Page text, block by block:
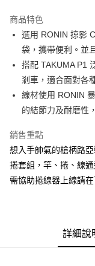
合作金庫商業銀行
華南商業銀行
上海商業儲蓄銀行
國泰世華商業銀行
臺灣中小企業銀行
匯豐（台灣）商業銀行
聯邦商業銀行
元大商業銀行
台新國際商業銀行
台灣樂天信用卡公司
Apple Pay
街口支付
悠遊付
大哥付你分期
相關說明
1.本服務由台灣大哥大提
2.付款方式選擇「大哥
成交易。
3.實際核准額度、可分期
1.分期款項不併入電信
AFTEE先享後付
相關說明
【關於「AFTEE先享後
便利好安心！
【「AFTEE先享後付」結
１．於結帳方式選擇「
ATM付款
商品特色
選用 RONIN 掠影
袋，攜帶便利。並
搭配 TAKUMA P1
剎車，適合面對各
線材使用 RONIN
的結節力及耐磨性
銷售重點
想入手帥氣的槍柄路
捲套組，竿、捲、線
需協助捲線器上線請
詳細說